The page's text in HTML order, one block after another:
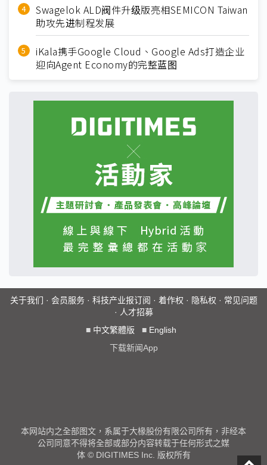
Swagelok ALD阀件升级版亮相SEMICON Taiwan
助攻先进制程发展
iKala携手Google Cloud、Google Ads打造企业
迎向Agent Economy的完整蓝图
关于我们 · 会员服务· 科技产业报订阅 · 着作权 · 隐私权 · 常见问题
· 人才招募
■ 中文繁體版 ■ English
下载新闻App
本网站内之全部图文，系属于大椽股份有限公司所有，非经本
公司同意不得将全部或部分内容转载于任何形式之媒
体 © DIGITIMES Inc. 版权所有